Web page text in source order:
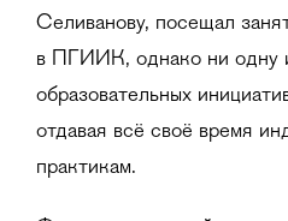
Селиванову, посещал
в ПГИИК, однако ни одну
образовательных
отдавая всё своё время
практикам.